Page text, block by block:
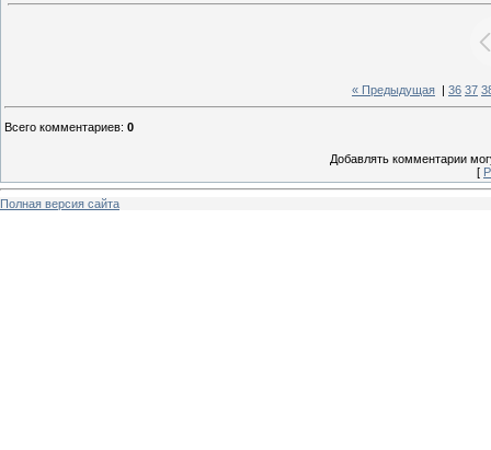
« Предыдущая 36 37
Всего комментариев: 0
Добавлять комментарии
[
Полная версия сайта